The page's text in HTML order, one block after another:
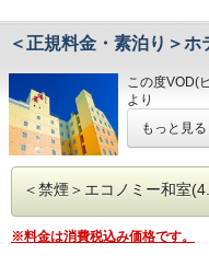
◇周辺観光◇
20分
・繁華街…
・お遍路(四
第30番札所
第31番札所
第33番札所
◇駐車場
・大型ト
き駐車３
・大型ト
事前に必
「専用ガイ
たします。
「高知家の
ぶ
た54店舗の
高知家の
観光やビジ
バランスの
＜プラン特
＜正規料金・素泊り
この度VOD(
より
りました。
今までご愛顧
何卒ご理解
ホテル港
素泊まり
もっと見る
＜禁煙＞エコノミー和室
※料金は消費税込み価格です。